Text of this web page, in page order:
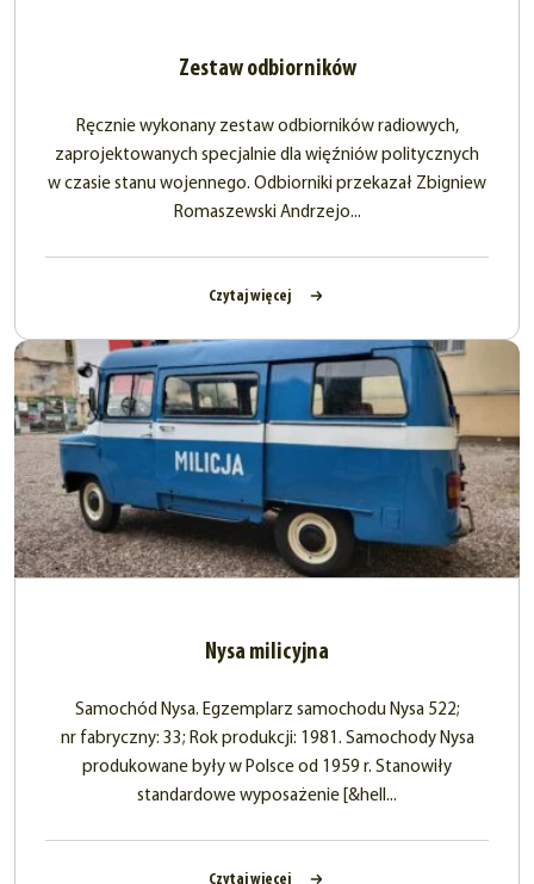
Zestaw odbiorników
Ręcznie wykonany zestaw odbiorników radiowych,
zaprojektowanych specjalnie dla więźniów politycznych
w czasie stanu wojennego. Odbiorniki przekazał Zbigniew
Romaszewski Andrzejo...
Czytaj więcej
Nysa milicyjna
Samochód Nysa. Egzemplarz samochodu Nysa 522;
nr fabryczny: 33; Rok produkcji: 1981. Samochody Nysa
produkowane były w Polsce od 1959 r. Stanowiły
standardowe wyposażenie [&hell...
Czytaj więcej